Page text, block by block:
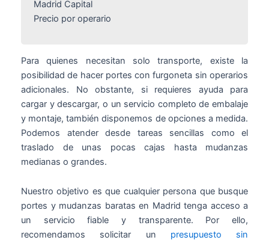
Madrid Capital
Precio por operario
Para quienes necesitan solo transporte, existe la
posibilidad de hacer portes con furgoneta sin operarios
adicionales. No obstante, si requieres ayuda para
cargar y descargar, o un servicio completo de embalaje
y montaje, también disponemos de opciones a medida.
Podemos atender desde tareas sencillas como el
traslado de unas pocas cajas hasta mudanzas
medianas o grandes.
Nuestro objetivo es que cualquier persona que busque
portes y mudanzas baratas en Madrid tenga acceso a
un servicio fiable y transparente. Por ello,
recomendamos solicitar un presupuesto sin